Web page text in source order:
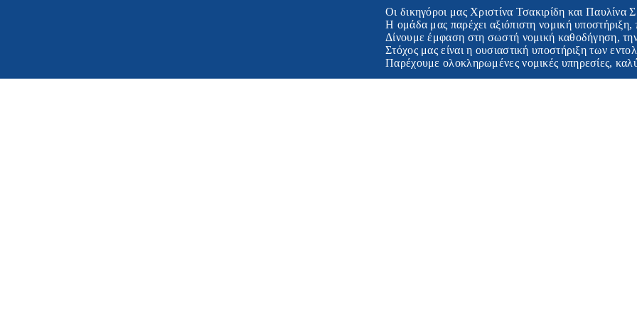
Οι δικηγόροι μας Χριστίνα Τσακιρίδη και Παυλίνα
Η ομάδα μας παρέχει αξιόπιστη νομική υποστήριξη,
Δίνουμε έμφαση στη σωστή νομική καθοδήγηση, την
Στόχος μας είναι η ουσιαστική υποστήριξη των εντολέων
Παρέχουμε ολοκληρωμένες νομικές υπηρεσίες,